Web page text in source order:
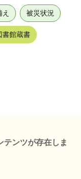
被災状況
書館蔵書
テンツが存在しま